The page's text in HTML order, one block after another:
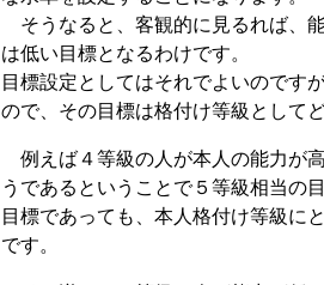
そうなると、客観的に見るれば、
は低い目標となるわけです。
目標設定としてはそれでよいのです
ので、その目標は格付け等級として
例えば４等級の人が本人の能力が
うであるということで５等級相当の
目標であっても、本人格付け等級に
です。